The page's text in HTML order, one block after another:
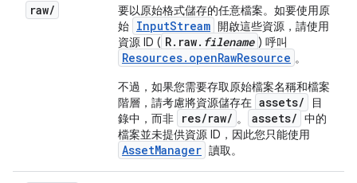
raw/
要以原始格式儲存的任意檔案。如要使用原
始 InputStream 開啟這些資源，請使用
資源 ID ( R.raw. filename ) 呼叫
Resources.openRawResource 。
不過，如果您需要存取原始檔案名稱和檔案
階層，請考慮將資源儲存在 assets/
目
錄中，而非
res/raw/ 。 assets/ 中的
檔案並未提供資源 ID，因此您只能使用
AssetManager 讀取。